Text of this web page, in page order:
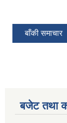
बाँकी समाचार
बजेट तथा